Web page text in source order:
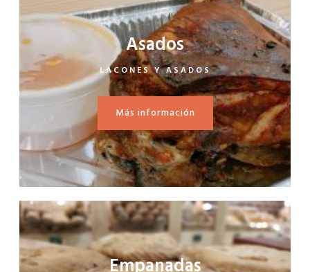
Asados
LACONES Y ASADOS
Más información